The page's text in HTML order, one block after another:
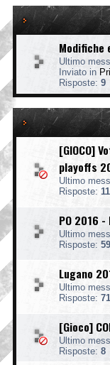
Modifiche
Ultimo
Inviato in
Risposte: 9
[GIOCO]
playoffs
Ultimo
Risposte: 11
PO 2016
Ultimo
Risposte: 59
Lugano
Ultimo
Risposte:
[Gioco]
Ultimo
Risposte: 8